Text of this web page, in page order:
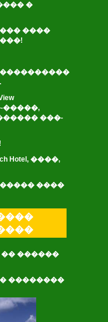
�
����
�����,
���-
Hotel, ����,
����
������
��������